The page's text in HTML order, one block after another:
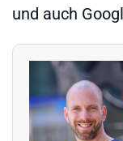
und auch